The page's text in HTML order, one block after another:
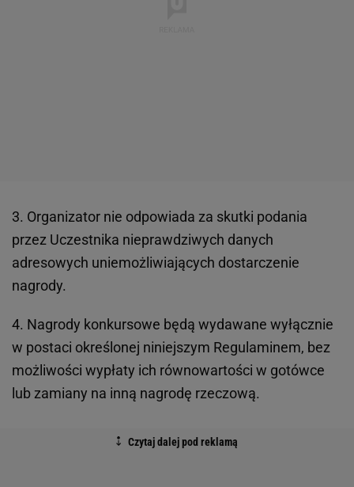
3. Organizator nie odpowiada za skutki podania
przez Uczestnika nieprawdziwych danych
adresowych uniemożliwiających dostarczenie
nagrody.
4. Nagrody konkursowe będą wydawane wyłącznie
w postaci określonej niniejszym Regulaminem, bez
możliwości wypłaty ich równowartości w gotówce
lub zamiany na inną nagrodę rzeczową.